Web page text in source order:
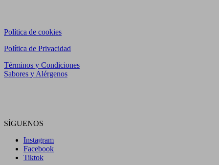
Política de cookies
Política de Privacidad
Términos y Condiciones
Sabores y Alérgenos
SÍGUENOS
Instagram
Facebook
Tiktok